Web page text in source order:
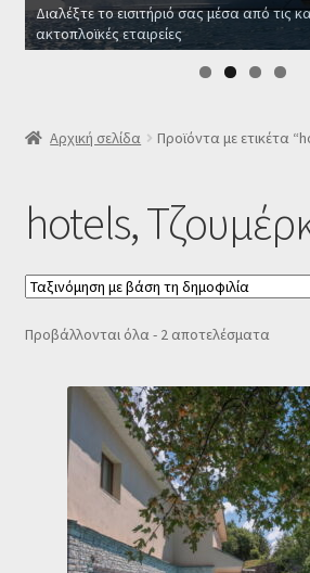
Manage Subscriptions
SLIDER
Κατάστημα
Ο λογαριασμός μου
Διαλέξτε το εισιτήριό σας μέσα από τις
ακτοπλοϊκές εταιρείες
Αρχική σελίδα Προϊόντα με ετικέτα
hotels,
Προβάλλονται όλα - 2 αποτελέσματαSorted